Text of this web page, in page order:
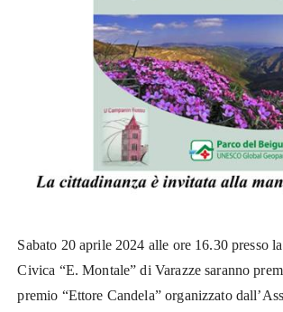
Sabato 20 aprile 2024 alle ore 16.30 presso
Civica “E. Montale” di Varazze saranno
premio “Ettore Candela” organizzato